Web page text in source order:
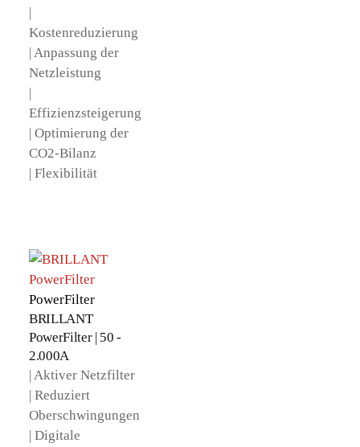
|
Kostenreduzierung
| Anpassung der
Netzleistung
|
Effizienzsteigerung
| Optimierung der
CO2-Bilanz
| Flexibilität
PowerFilter
BRILLANT
PowerFilter | 50 -
2.000A
| Aktiver Netzfilter
| Reduziert
Oberschwingungen
| Digitale